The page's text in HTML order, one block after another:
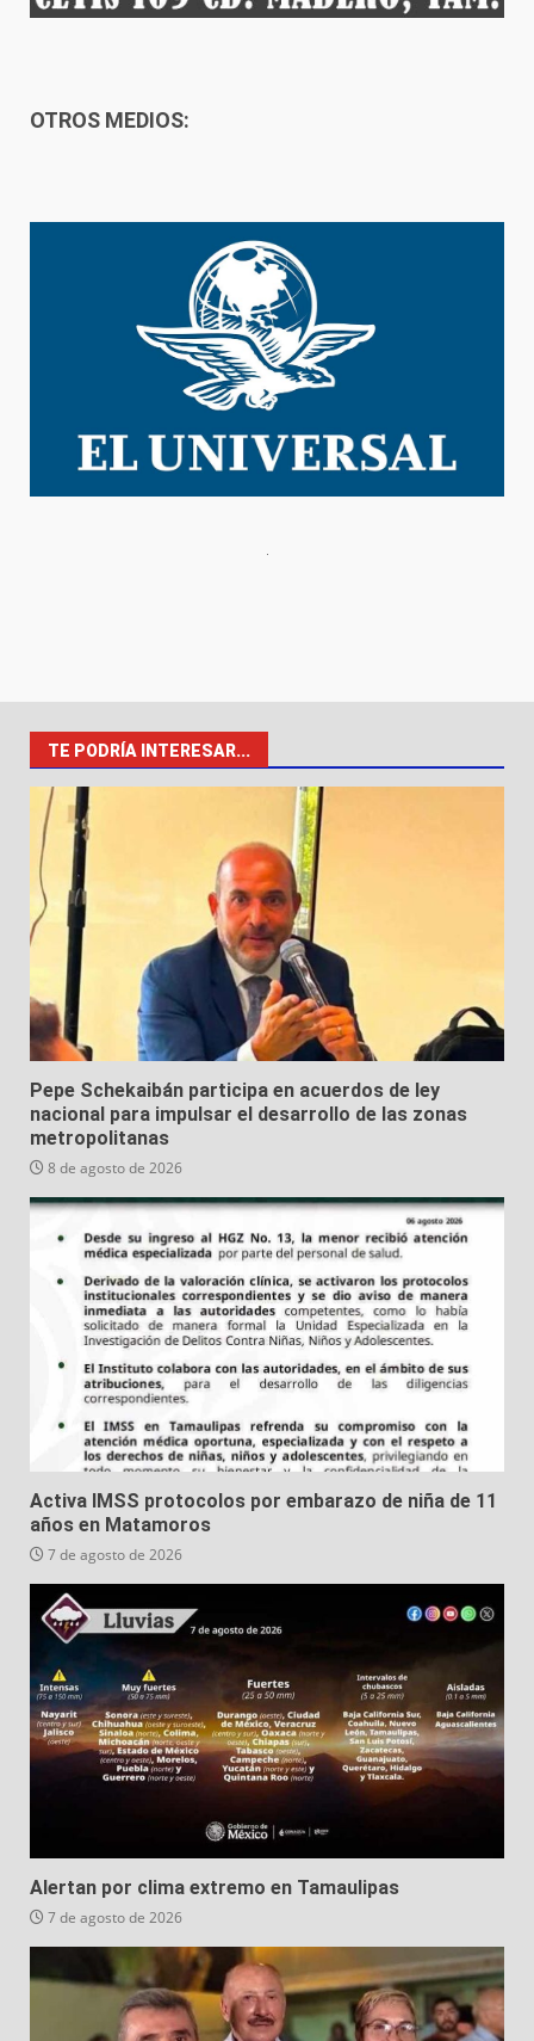
OTROS MEDIOS:
TE PODRÍA INTERESAR...
Pepe Schekaibán participa en acuerdos de ley
nacional para impulsar el desarrollo de las zonas
metropolitanas
8 de agosto de 2026
Activa IMSS protocolos por embarazo de niña de 11
años en Matamoros
7 de agosto de 2026
Alertan por clima extremo en Tamaulipas
7 de agosto de 2026